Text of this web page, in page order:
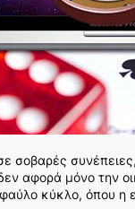
σοβαρές
αφορά μόνο την
κύκλο, όπου η